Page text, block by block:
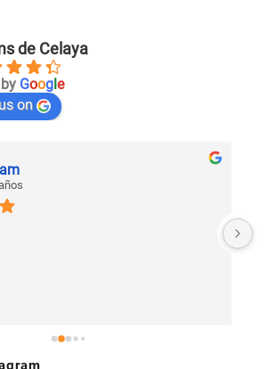
de Celaya
Google
on